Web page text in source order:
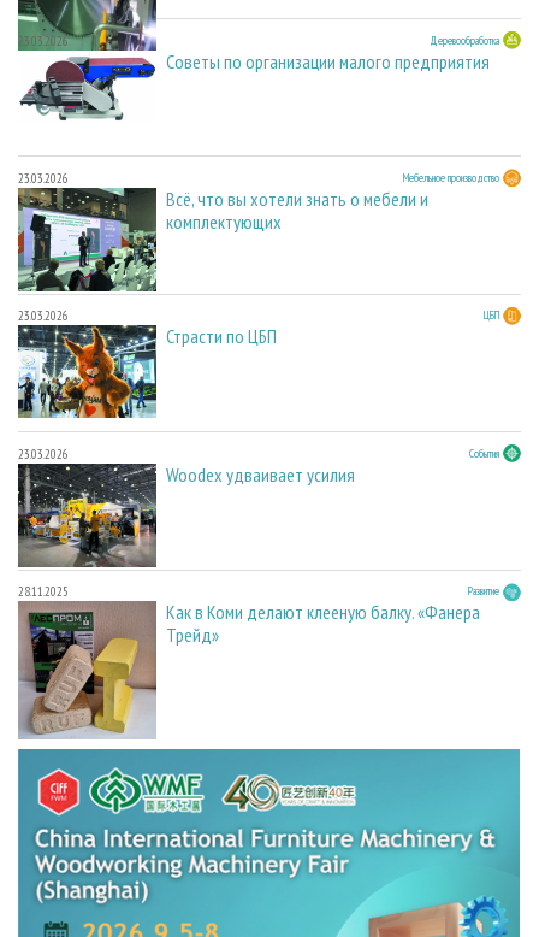
23.03.2026 Деревообработка
Советы по организации малого предприятия
23.03.2026 Мебельное производство
Всё, что вы хотели знать о мебели и
комплектующих
23.03.2026 ЦБП
Страсти по ЦБП
23.03.2026 События
Woodex удваивает усилия
28.11.2025 Развитие
Как в Коми делают клееную балку. «Фанера
Трейд»